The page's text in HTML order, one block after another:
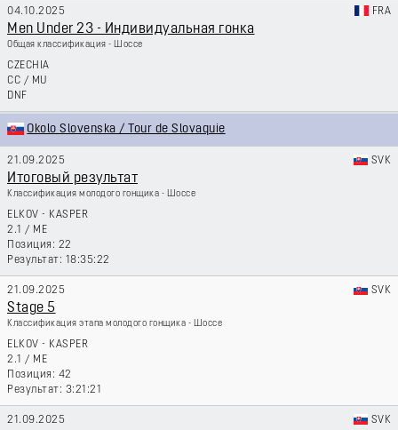
04.10.2025 FRA
Men Under 23 - Индивидуальная гонка
Общая классификация - Шоссе
CZECHIA
CC / MU
DNF
Okolo Slovenska / Tour de Slovaquie
21.09.2025 SVK
Итоговый результат
Классификация молодого гонщика - Шоссе
ELKOV - KASPER
2.1 / ME
22
18:35:22
21.09.2025 SVK
Stage 5
Классификация этапа молодого гонщика - Шоссе
ELKOV - KASPER
2.1 / ME
42
3:21:21
21.09.2025 SVK